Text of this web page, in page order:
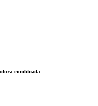
combinada